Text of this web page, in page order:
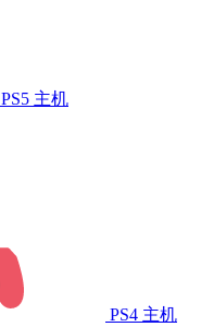
PS5 主机
PS4 主机